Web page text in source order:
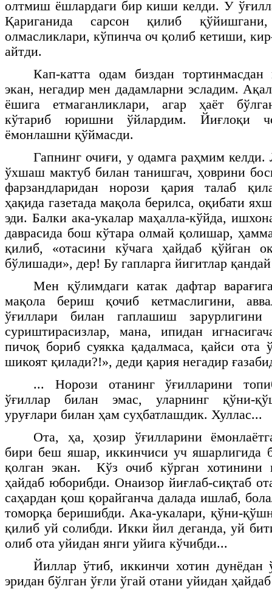
олтмиш ёшлардаги бир киши келди. У
Қариганида сарсон қилиб
олмасликлари, кўпинча оч қолиб кетиши,
айтди.
Кап-катта одам биздан тортинмасдан
экан, негадир мен дадамларни эсладим.
ёшига етмаганликлари, агар ҳаёт
кўтариб юришни ўйлардим. Йиғлоқи
ёмонлашни қўймасди.
Гапнинг очиғи, у одамга раҳмим келди.
ўхшаш мактуб билан танишгач, ҳоврини
фарзандларидан норози қария талаб
ҳақида газетада мақола берилса, оқибати
эди. Балки ака-укалар маҳалла-кўйда,
даврасида бош кўтара олмай қолишар,
қилиб, «отасини кўчага ҳайдаб қўйган
бўлишади», дер! Бу гапларга йигитлар
Мен қўлимдаги катак дафтар
мақола бериш қочиб кетмаслигини,
ўғиллари билан гаплашиш
суриштирасизлар, мана, ипидан
пичоқ бориб суякка қадалмаса, қайси ота
шикоят қилади?!», деди қария негадир
... Норози отанинг ўғилларини
ўғиллар билан эмас, уларнинг қўни-
уруғлари билан ҳам суҳбатлашдик. Хуллас...
Ота, ҳа, ҳозир ўғилларини
бири беш яшар, иккинчиси уч яшарлигида
қолган экан. Кўз очиб кўрган хотинини
ҳайдаб юборибди. Онаизор йиғлаб-сиқтаб
саҳардан қош қорайганча далада ишлаб,
томорқа беришибди. Ака-укалари, қўни-
қилиб уй солибди. Икки йил деганда, уй
олиб ота уйидан янги уйига кўчибди...
Йиллар ўтиб, иккинчи хотин дунёдан
эридан бўлган ўғли ўгай отани уйидан